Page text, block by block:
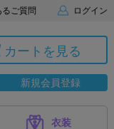
るご質問 ログイン
カートを見る
新規会員登録
衣装